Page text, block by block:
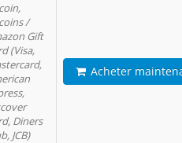
/
Gift
(Visa,
Diners
JCB)
Acheter